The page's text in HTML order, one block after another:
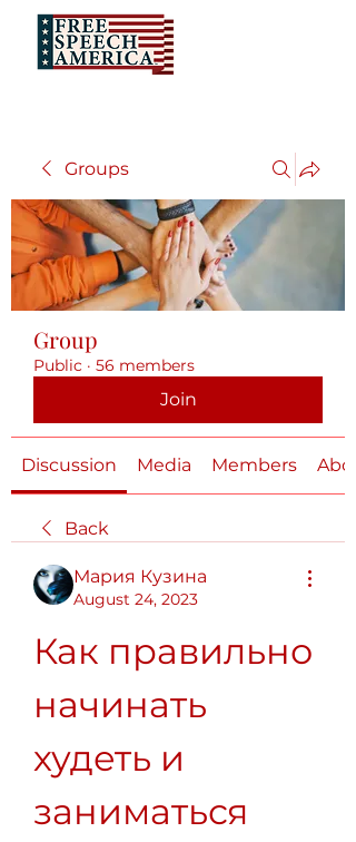
Groups
Group
Public · 56 members
Join
Discussion Media Members
Back
Мария Кузина
August 24, 2023
Как правильно
начинать
худеть и
заниматься